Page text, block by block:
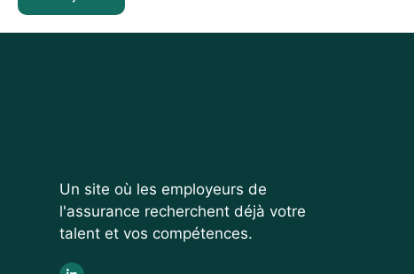
Un site où les employeurs de
l'assurance recherchent déjà votre
talent et vos compétences.